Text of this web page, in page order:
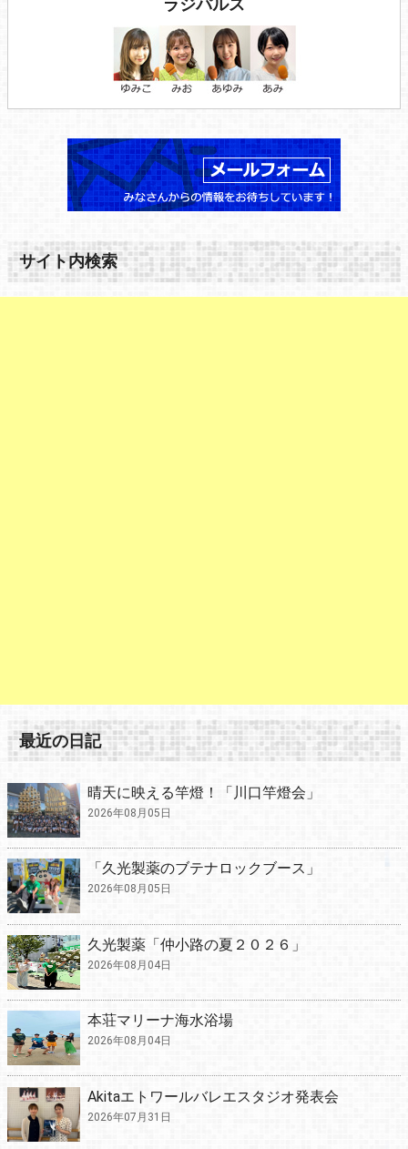
ラジパルス
サイト内検索
最近の日記
晴天に映える竿燈！「川口竿燈会」
2026年08月05日
「久光製薬のブテナロックブース」
2026年08月05日
久光製薬「仲小路の夏２０２６」
2026年08月04日
本荘マリーナ海水浴場
2026年08月04日
Akitaエトワールバレエスタジオ発表会
2026年07月31日